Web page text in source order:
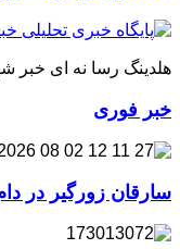
هلدینگ رسا نه ای خبر
خبر فوری
سارقان زورگیر در